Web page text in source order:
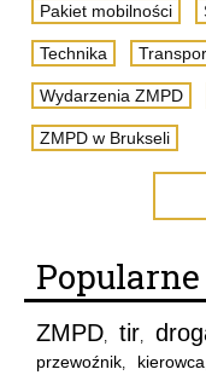
Pakiet mobilności
Technika
Wydarzenia ZMPD
ZMPD w Brukseli
ZMPD, tir,
przewoźnik, kierowca